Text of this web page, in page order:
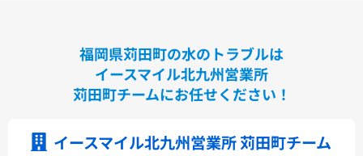
福岡県苅田町の水のトラブルは
イースマイル北九州営業所
苅田町チームにお任せください！
イースマイル北九州営業所 苅田町チーム